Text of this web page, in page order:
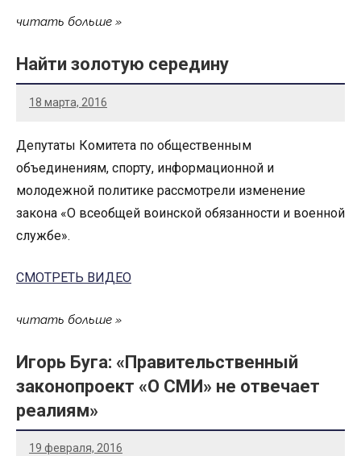
читать больше
Найти золотую середину
18 марта, 2016
Депутаты Комитета по общественным
объединениям, спорту, информационной и
молодежной политике рассмотрели изменение
закона «О всеобщей воинской обязанности и военной
службе».
СМОТРЕТЬ ВИДЕО
читать больше
Игорь Буга: «Правительственный
законопроект «О СМИ» не отвечает
реалиям»
19 февраля, 2016